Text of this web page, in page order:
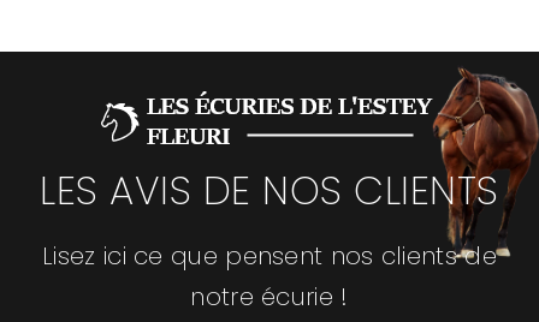
LES AVIS DE NOS CLIENTS
Lisez ici ce que pensent nos clients de
notre écurie !